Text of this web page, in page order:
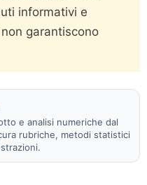
informativi e
garantiscono
e analisi numeriche dal
rubriche, metodi statistici